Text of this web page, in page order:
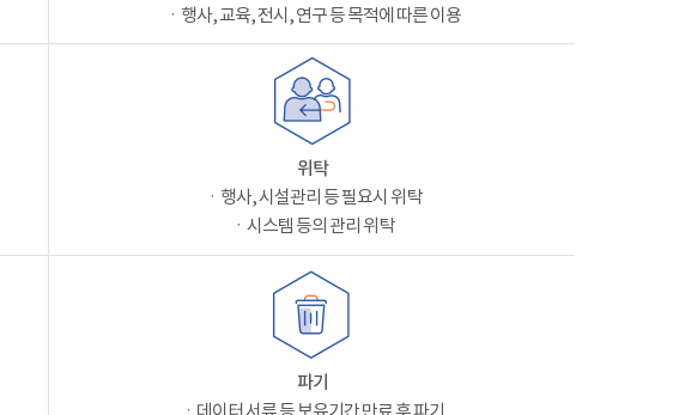
ㆍ행사, 교육, 전시, 연구 등 목적에 따른 이용
위탁
ㆍ행사, 시설관리 등 필요시 위탁
ㆍ시스템 등의 관리 위탁
파기